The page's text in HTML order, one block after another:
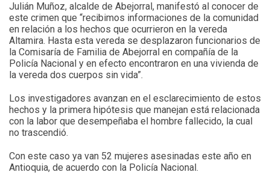
Julián Muñoz, alcalde de Abejorral, manifestó al conocer de
este crimen que “recibimos informaciones de la comunidad
en relación a los hechos que ocurrieron en la vereda
Altamira. Hasta esta vereda se desplazaron funcionarios de
la Comisaría de Familia de Abejorral en compañía de la
Policía Nacional y en efecto encontraron en una vivienda de
la vereda dos cuerpos sin vida”.
Los investigadores avanzan en el esclarecimiento de estos
hechos y la primera hipótesis que manejan está relacionada
con la labor que desempeñaba el hombre fallecido, la cual
no trascendió.
Con este caso ya van 52 mujeres asesinadas este año en
Antioquia, de acuerdo con la Policía Nacional.